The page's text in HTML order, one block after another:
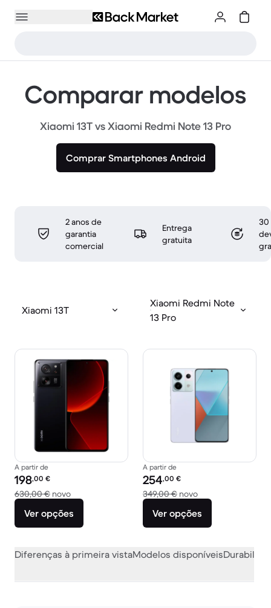
Comparar modelos
Xiaomi 13T vs Xiaomi Redmi Note 13 Pro
Comprar Smartphones Android
2 anos de
garantia
comercial
Entrega
gratuita
30
Xiaomi 13T
Xiaomi Redmi Note
13 Pro
A partir de
Preço recondicionado:
198,00 €
630,00 € novoVersus 630,00 € novo
Ver opções
A partir de
Preço recondicionado:
254,00 €
349,00 € novoVersus 349,00 €
Ver opções
Diferenças à primeira vistaModelos disponíveis